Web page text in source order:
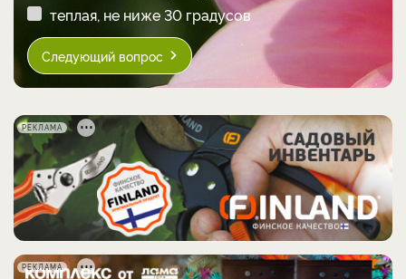
теплая, не ниже 30 градусов
Следующий вопрос
РЕКЛАМА
РЕКЛАМА